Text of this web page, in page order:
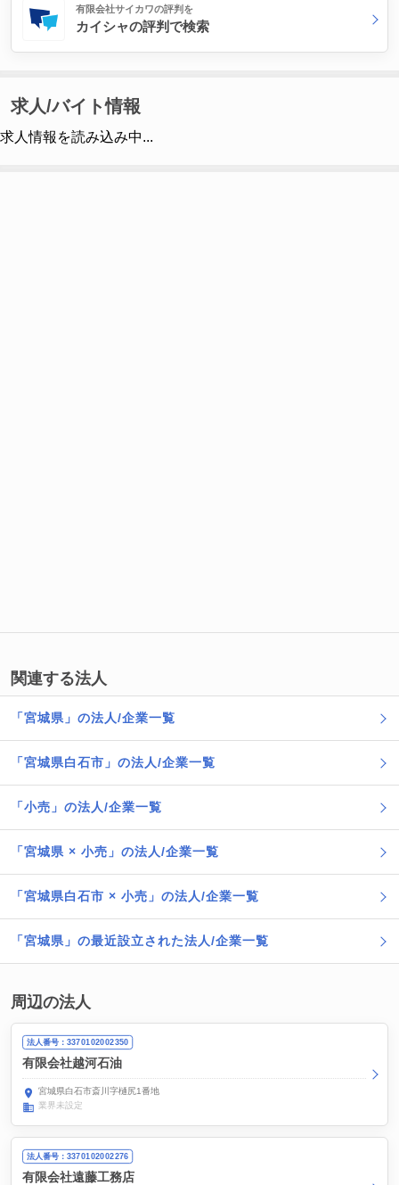
有限会社サイカワの評判を
カイシャの評判で検索
求人/バイト情報
求人情報を読み込み中...
関連する法人
「宮城県」の法人/企業一覧
「宮城県白石市」の法人/企業一覧
「小売」の法人/企業一覧
「宮城県 × 小売」の法人/企業一覧
「宮城県白石市 × 小売」の法人/企業一覧
「宮城県」の最近設立された法人/企業一覧
周辺の法人
法人番号：3370102002350
有限会社越河石油
宮城県白石市斎川字樋尻1番地
業界未設定
法人番号：3370102002276
有限会社遠藤工務店